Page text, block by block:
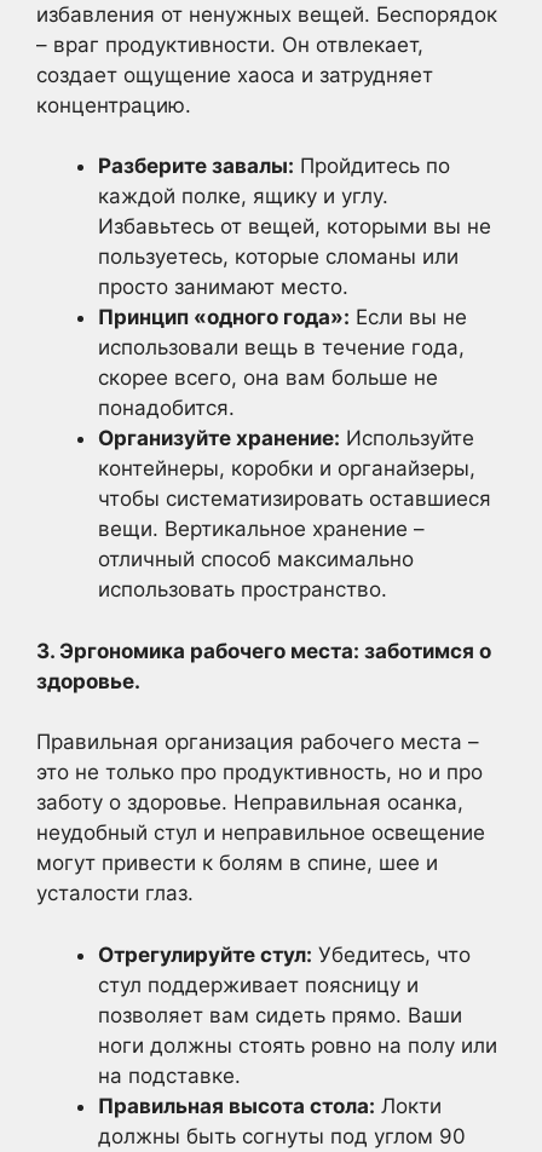
избавления от ненужных вещей. Беспорядок
– враг продуктивности. Он отвлекает,
создает ощущение хаоса и затрудняет
концентрацию.
Разберите завалы: Пройдитесь по
каждой полке, ящику и углу.
Избавьтесь от вещей, которыми вы не
пользуетесь, которые сломаны или
просто занимают место.
Принцип «одного года»: Если вы не
использовали вещь в течение года,
скорее всего, она вам больше не
понадобится.
Организуйте хранение: Используйте
контейнеры, коробки и органайзеры,
чтобы систематизировать оставшиеся
вещи. Вертикальное хранение –
отличный способ максимально
использовать пространство.
3. Эргономика рабочего места: заботимся о
здоровье.
Правильная организация рабочего места –
это не только про продуктивность, но и про
заботу о здоровье. Неправильная осанка,
неудобный стул и неправильное освещение
могут привести к болям в спине, шее и
усталости глаз.
Отрегулируйте стул: Убедитесь, что
стул поддерживает поясницу и
позволяет вам сидеть прямо. Ваши
ноги должны стоять ровно на полу или
на подставке.
Правильная высота стола: Локти
должны быть согнуты под углом 90